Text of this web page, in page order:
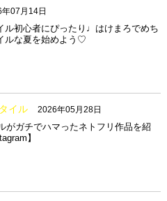
07月14日
ル初心者にぴったり♩はけまろでめち
ルな夏を始めよう♡
イル 2026年05月28日
がガチでハマったネトフリ作品を紹
】